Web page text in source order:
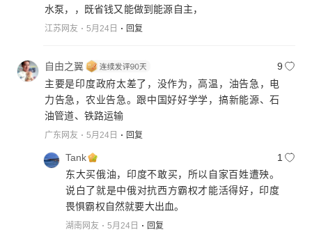
水泵，，既省钱又能做到能源自主，
江苏网友 5月24日 回复
自由之翼
9
主要是印度政府太差了，没作为，高温，油告急，电
力告急，农业告急。跟中国好好学学，搞新能源、石
油管道、铁路运输
广东网友 5月24日 回复
Tank
1
东大买俄油，印度不敢买，所以自家百姓遭殃。
说白了就是中俄对抗西方霸权才能活得好，印度
畏惧霸权自然就要大出血。
湖南网友 5月24日 回复